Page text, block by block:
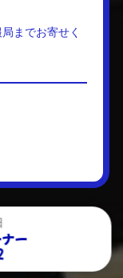
までお寄せく
ー